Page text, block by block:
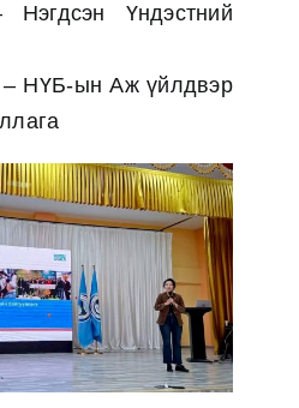
Үндэстний
– НҮБ-ын Аж үйлдвэр